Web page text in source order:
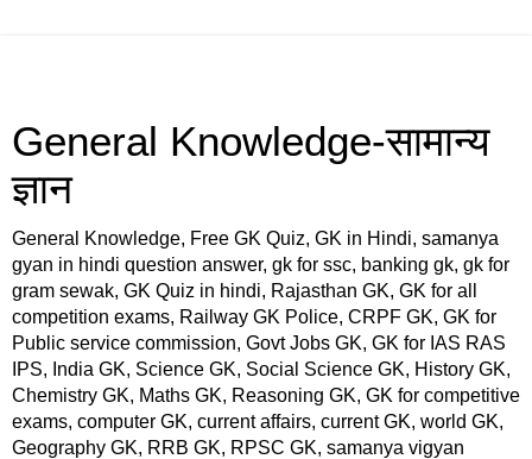
General Knowledge-सामान्य
ज्ञान
General Knowledge, Free GK Quiz, GK in Hindi, samanya
gyan in hindi question answer, gk for ssc, banking gk, gk for
gram sewak, GK Quiz in hindi, Rajasthan GK, GK for all
competition exams, Railway GK Police, CRPF GK, GK for
Public service commission, Govt Jobs GK, GK for IAS RAS
IPS, India GK, Science GK, Social Science GK, History GK,
Chemistry GK, Maths GK, Reasoning GK, GK for competitive
exams, computer GK, current affairs, current GK, world GK,
Geography GK, RRB GK, RPSC GK, samanya vigyan